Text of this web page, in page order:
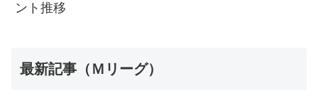
ント推移
最新記事（Ｍリーグ）